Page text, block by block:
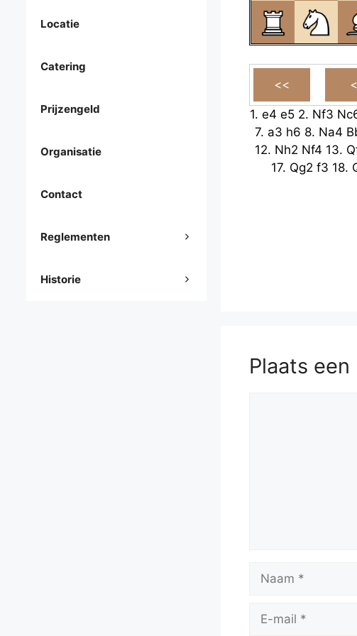
1. e4 e5 2. Nf3
7. a3 h6 8. Na4
12. Nh2 Nf4 13.
17. Qg2 f3 18.
Plaats
mail
Locatie
Catering
Prijzengeld
Organisatie
Contact
Reglementen
Historie